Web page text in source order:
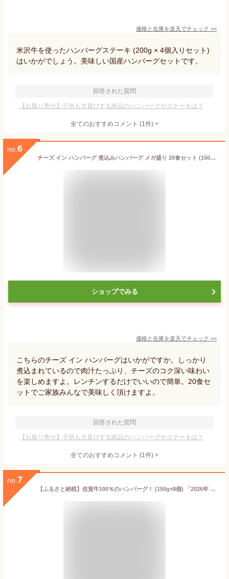
価格と在庫を楽天でチェック >>
米沢牛を使ったハンバーグステーキ (200g × 4個入りセット)
はいかがでしょう。美味しい国産ハンバーグセットです。
回答された質問
【お取り寄せ】子供も大喜びする絶品のハンバーグやステーキは？
全てのおすすめコメント (1件) >
no. 6
チーズ イン ハンバーグ 煮込みハンバーグ メガ盛り 20食セット (150g×20パック) 冷凍 惣菜 ディナー 洋食 チーズインハンバーグ あす楽 業務用 温めるだけ レンチン 冷食 送料無料
ショップでみる
価格と在庫を楽天でチェック >>
こちらのチーズ イン ハンバーグはいかがですか。しっかり
煮込まれているので肉汁たっぷり、チーズのコク深い味わい
を楽しめますよ。レンチンするだけでいいので簡単。20食セ
ットでご家族みんなで美味しく頂けますよ。
回答された質問
【お取り寄せ】子供も大喜びする絶品のハンバーグやステーキは？
全てのおすすめコメント (1件) >
no. 7
【ふるさと納税】佐賀牛100％のハンバーグ！ (150g×8個) 「2026年 令和8年」